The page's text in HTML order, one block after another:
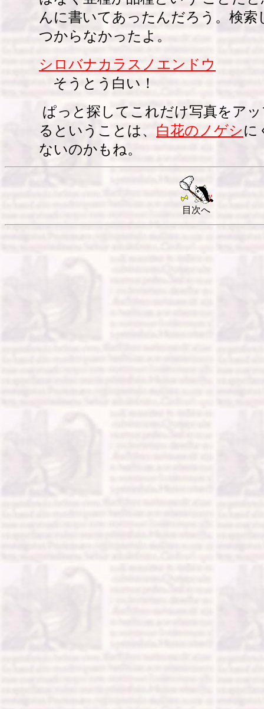
んに書いてあったんだろう。検索
つからなかったよ。
シロバナカラスノエンドウ
そうとう白い！
ぱっと探してこれだけ写真をア
るということは、 白花のノゲシに
ないのかもね。
目次へ